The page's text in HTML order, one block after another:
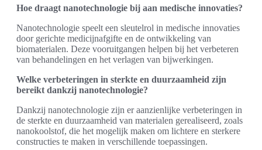
Hoe draagt nanotechnologie bij aan medische innovaties?
Nanotechnologie speelt een sleutelrol in medische innovaties
door gerichte medicijnafgifte en de ontwikkeling van
biomaterialen. Deze vooruitgangen helpen bij het verbeteren
van behandelingen en het verlagen van bijwerkingen.
Welke verbeteringen in sterkte en duurzaamheid zijn
bereikt dankzij nanotechnologie?
Dankzij nanotechnologie zijn er aanzienlijke verbeteringen in
de sterkte en duurzaamheid van materialen gerealiseerd, zoals
nanokoolstof, die het mogelijk maken om lichtere en sterkere
constructies te maken in verschillende toepassingen.